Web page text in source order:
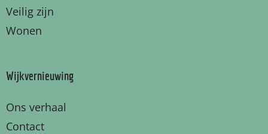
Veilig zijn
Wonen
Wijkvernieuwing
Ons verhaal
Contact